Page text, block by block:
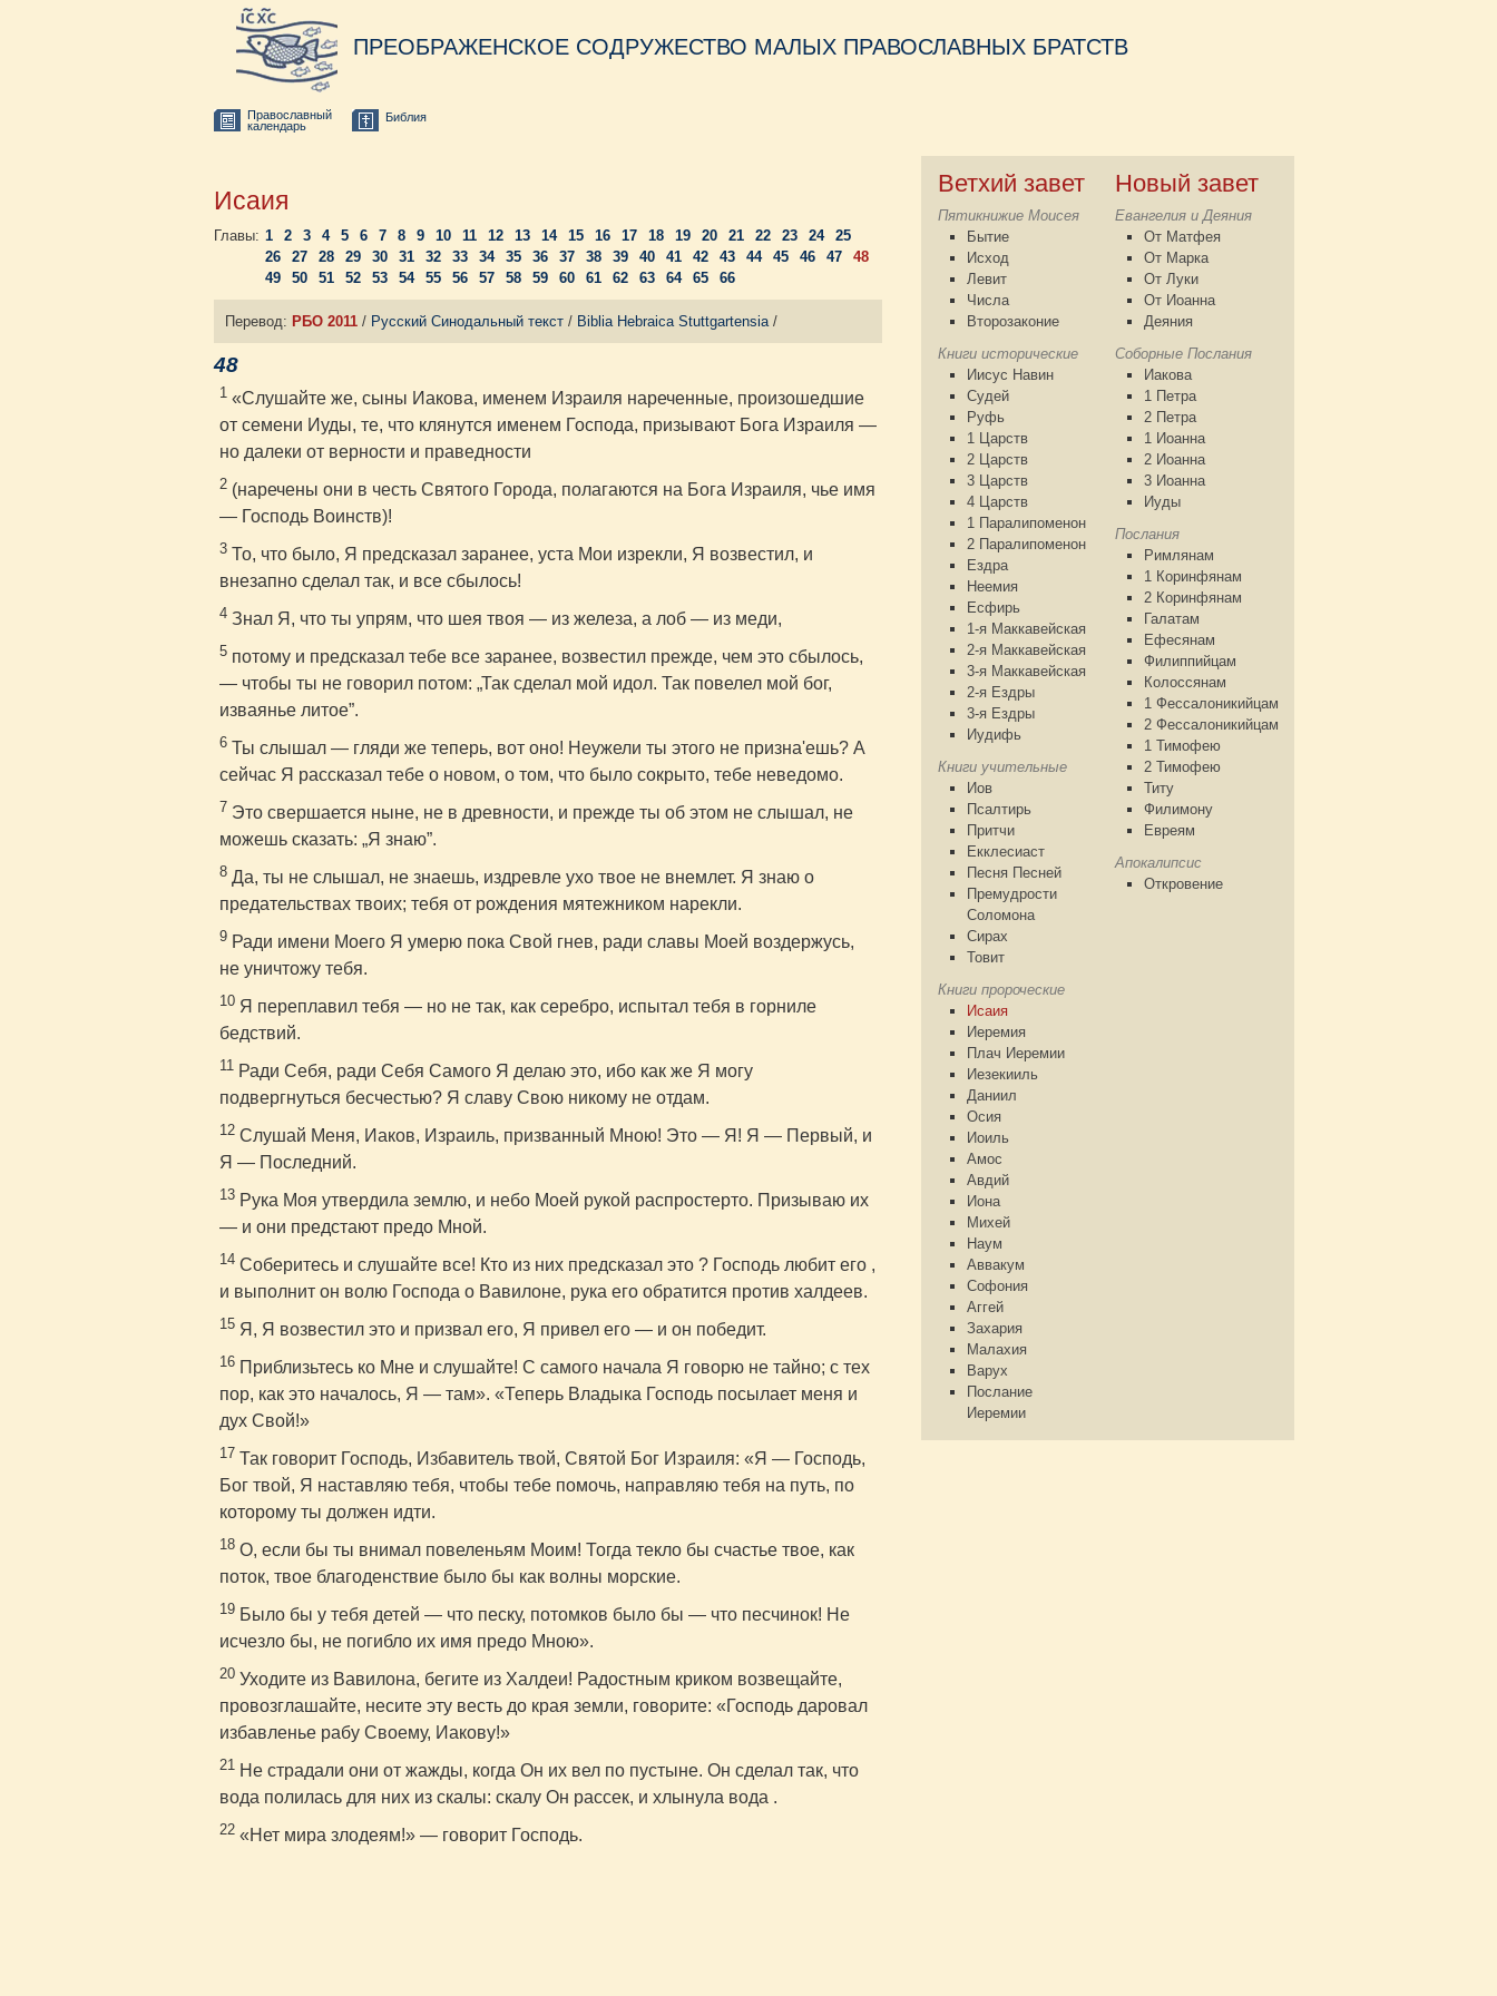
ПРЕОБРАЖЕНСКОЕ СОДРУЖЕСТВО МАЛЫХ ПРАВОСЛАВНЫХ БРАТСТВ
Православный
календарь
Библия
Исаия
Главы: 1 2 3 4 5 6 7 8 9 10 11 12 13 14 15 16 17 18 19 20 21 22 23 24
25
26
27 28 29 30 31 32 33 34 35 36 37 38 39 40 41 42 43 44 45 46 47
48
49
50 51 52 53 54 55 56 57 58 59 60 61 62 63 64 65 66
Перевод: РБО 2011 / Русский Синодальный текст / Biblia Hebraica Stuttgartensia /
48
1 «Слушайте же, сыны Иакова, именем Израиля нареченные, произошедшие
от семени Иуды, те, что клянутся именем Господа, призывают Бога Израиля —
но далеки от верности и праведности
2 (наречены они в честь Святого Города, полагаются на Бога Израиля, чье имя
— Господь Воинств)!
3 То, что было, Я предсказал заранее, уста Мои изрекли, Я возвестил, и
внезапно сделал так, и все сбылось!
4 Знал Я, что ты упрям, что шея твоя — из железа, а лоб — из меди,
5 потому и предсказал тебе все заранее, возвестил прежде, чем это сбылось,
— чтобы ты не говорил потом: „Так сделал мой идол. Так повелел мой бог,
изваянье литое”.
6 Ты слышал — гляди же теперь, вот оно! Неужели ты этого не призна'ешь? А
сейчас Я рассказал тебе о новом, о том, что было сокрыто, тебе неведомо.
7 Это свершается ныне, не в древности, и прежде ты об этом не слышал, не
можешь сказать: „Я знаю”.
8 Да, ты не слышал, не знаешь, издревле ухо твое не внемлет. Я знаю о
предательствах твоих; тебя от рождения мятежником нарекли.
9 Ради имени Моего Я умерю пока Свой гнев, ради славы Моей воздержусь,
не уничтожу тебя.
10 Я переплавил тебя — но не так, как серебро, испытал тебя в горниле
бедствий.
11 Ради Себя, ради Себя Самого Я делаю это, ибо как же Я могу
подвергнуться бесчестью? Я славу Свою никому не отдам.
12 Слушай Меня, Иаков, Израиль, призванный Мною! Это — Я! Я — Первый, и
Я — Последний.
13 Рука Моя утвердила землю, и небо Моей рукой распростерто. Призываю их
— и они предстают предо Мной.
14 Соберитесь и слушайте все! Кто из них предсказал это ? Господь любит его ,
и выполнит он волю Господа о Вавилоне, рука его обратится против халдеев.
15 Я, Я возвестил это и призвал его, Я привел его — и он победит.
16 Приблизьтесь ко Мне и слушайте! С самого начала Я говорю не тайно; с тех
пор, как это началось, Я — там». «Теперь Владыка Господь посылает меня и
дух Свой!»
17 Так говорит Господь, Избавитель твой, Святой Бог Израиля: «Я — Господь,
Бог твой, Я наставляю тебя, чтобы тебе помочь, направляю тебя на путь, по
которому ты должен идти.
18 О, если бы ты внимал повеленьям Моим! Тогда текло бы счастье твое, как
поток, твое благоденствие было бы как волны морские.
19 Было бы у тебя детей — что песку, потомков было бы — что песчинок! Не
исчезло бы, не погибло их имя предо Мною».
20 Уходите из Вавилона, бегите из Халдеи! Радостным криком возвещайте,
провозглашайте, несите эту весть до края земли, говорите: «Господь даровал
избавленье рабу Своему, Иакову!»
21 Не страдали они от жажды, когда Он их вел по пустыне. Он сделал так, что
вода полилась для них из скалы: скалу Он рассек, и хлынула вода .
22 «Нет мира злодеям!» — говорит Господь.
Ветхий завет
Пятикнижие Моисея
Бытие
Исход
Левит
Числа
Второзаконие
Книги исторические
Иисус Навин
Судей
Руфь
1 Царств
2 Царств
3 Царств
4 Царств
1 Паралипоменон
2 Паралипоменон
Ездра
Неемия
Есфирь
1-я Маккавейская
2-я Маккавейская
3-я Маккавейская
2-я Ездры
3-я Ездры
Иудифь
Книги учительные
Иов
Псалтирь
Притчи
Екклесиаст
Песня Песней
Премудрости
Соломона
Сирах
Товит
Книги пророческие
Исаия
Иеремия
Плач Иеремии
Иезекииль
Даниил
Осия
Иоиль
Амос
Авдий
Иона
Михей
Наум
Аввакум
Софония
Аггей
Захария
Малахия
Варух
Послание
Иеремии
Новый завет
Евангелия и Деяния
От Матфея
От Марка
От Луки
От Иоанна
Деяния
Соборные Послания
Иакова
1 Петра
2 Петра
1 Иоанна
2 Иоанна
3 Иоанна
Иуды
Послания
Римлянам
1 Коринфянам
2 Коринфянам
Галатам
Ефесянам
Филиппийцам
Колоссянам
1 Фессалоникийцам
2 Фессалоникийцам
1 Тимофею
2 Тимофею
Титу
Филимону
Евреям
Апокалипсис
Откровение